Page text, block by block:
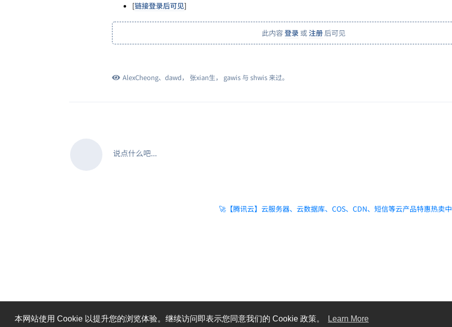
本网站使用 Cookie 以提升您的浏览体验。继续访问即表示您同意我们的 Cookie 政策。 Learn More
[链接登录后可见]
此内容 登录 或注册 后可见
AlexCheong、 dawd， 张xian生， gawis与 shwis来过。
说点什么吧...
🚀【腾讯云】云服务器、云数据库、COS、CDN、短信等云产品特惠热卖
糟糕，出错啦！请刷新页面重试。